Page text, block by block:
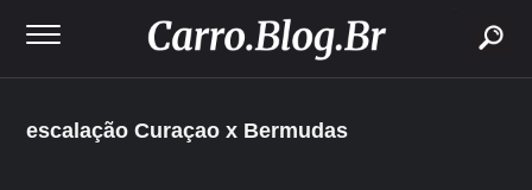
escalação Curaçao x Bermudas